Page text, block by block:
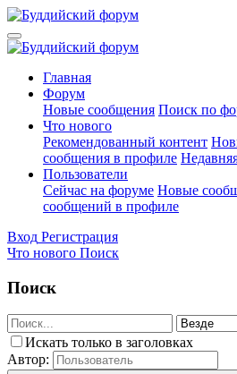
Главная
Форум
Новые сообщения Поиск по
Что нового
Рекомендованный контент
сообщения в профиле
Пользователи
Сейчас на форуме Новые
сообщений в профиле
Вход Регистрация
Что нового Поиск
Поиск
Искать только в заголовках
Автор: